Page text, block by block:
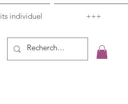
individuel +++